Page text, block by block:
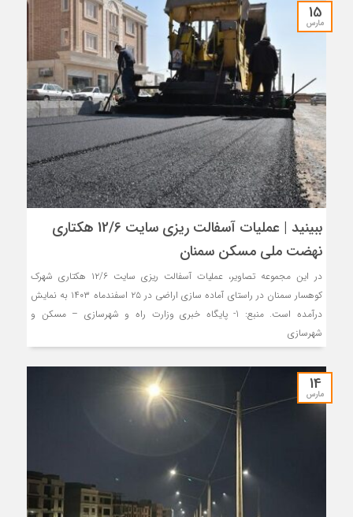
15
مارس
ببینید | عملیات آسفالت ریزی سایت 12/6 هکتاری
نهضت ملی مسکن سمنان
در این مجموعه تصاویر، عملیات آسفالت ریزی سایت ۱۲/۶ هکتاری شهرک
کوهسار سمنان در راستای آماده سازی اراضی در ۲۵ اسفندماه ۱۴۰۳ به نمایش
درآمده است. منبع: 1- پایگاه خبری وزارت راه و شهرسازی – مسکن و
شهرسازی
14
مارس